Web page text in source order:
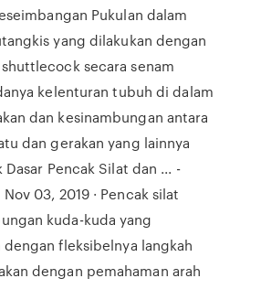
Pukulan dalam
yang dilakukan dengan
secara senam
kelenturan tubuh di dalam
dan kesinambungan antara
dan gerakan yang lainnya
Dasar Pencak Silat dan ... -
03, 2019 · Pencak silat
kuda-kuda yang
fleksibelnya langkah
dengan pemahaman arah